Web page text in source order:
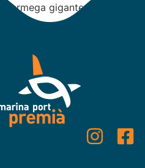
supermega gigantes, también